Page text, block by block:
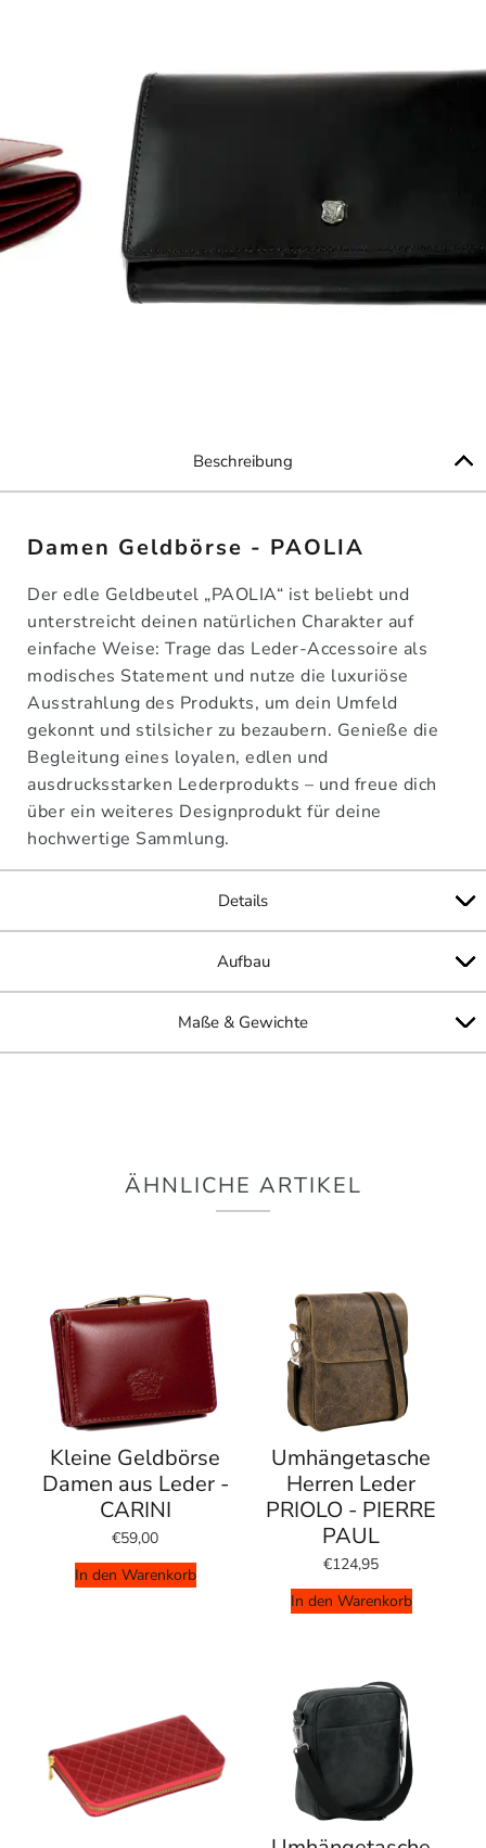
Beschreibung
Damen Geldbörse - PAOLIA
Der edle Geldbeutel „PAOLIA“ ist beliebt und
unterstreicht deinen natürlichen Charakter auf
einfache Weise: Trage das Leder-Accessoire als
modisches Statement und nutze die luxuriöse
Ausstrahlung des Produkts, um dein Umfeld
gekonnt und stilsicher zu bezaubern. Genieße die
Begleitung eines loyalen, edlen und
ausdrucksstarken Lederprodukts – und freue dich
über ein weiteres Designprodukt für deine
hochwertige Sammlung.
Details
Aufbau
Maße & Gewichte
ÄHNLICHE ARTIKEL
Kleine Geldbörse
Damen aus Leder -
CARINI
€59,00
In den Warenkorb
Umhängetasche
Herren Leder
PRIOLO - PIERRE
PAUL
€124,95
In den Warenkorb